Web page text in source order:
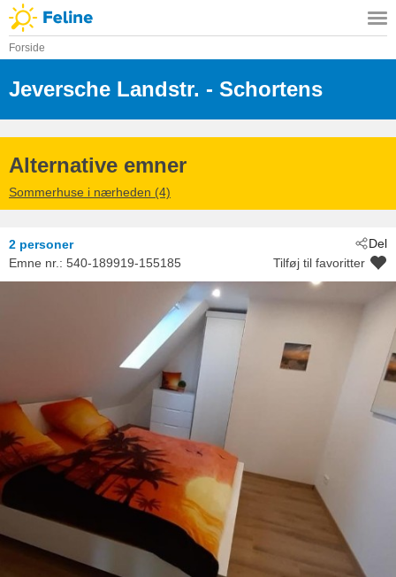
Forside
Jeversche Landstr.
- 26419
- Schortens
Alternative emner
Sommerhuse i nærheden (4)
Del
2 personer
Emne nr.: 540-189919-155185 Tilføj til favoritter